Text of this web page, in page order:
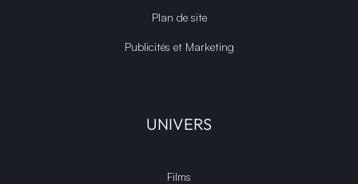
Plan de site
Publicités et Marketing
UNIVERS
Films